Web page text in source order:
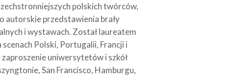
polskich twórców,
autorskie przedstawienia brały
i wystawach. Został laureatem
Polski, Portugalii, Francji i
uniwersytetów i szkół
San Francisco, Hamburgu,